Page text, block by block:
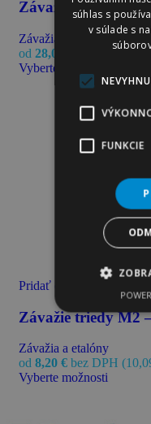
Závažie triedy F1 –
Závažia a etalóny
od 28,00 bez DPH (
Vyberte možnosti
Pridať do obľúbených
Závažie triedy M2
Závažia a etalóny
od 8,20 € bez DPH (
Vyberte možnosti
súhlas s
v súlade s
FUNKCIE